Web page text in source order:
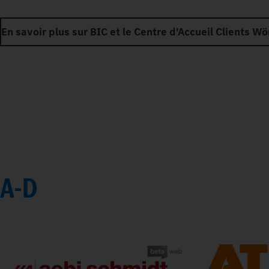
En savoir plus sur BIC et le Centre d'Accueil Clients
A-D